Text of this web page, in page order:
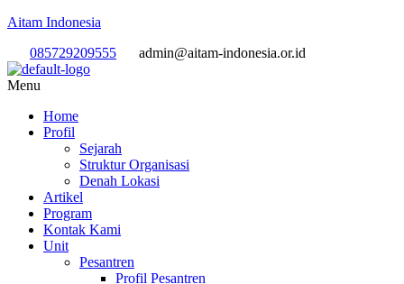
Aitam Indonesia
085729209555
admin@aitam-indonesia.or.id
Menu
Home
Profil
Sejarah
Struktur Organisasi
Denah Lokasi
Artikel
Program
Kontak Kami
Unit
Pesantren
Profil Pesantren